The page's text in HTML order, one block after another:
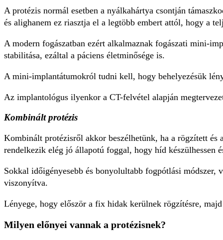
A protézis normál esetben a nyálkahártya csontján
és alighanem ez riasztja el a legtöbb embert attól, hogy a
A modern fogászatban ezért alkalmaznak fogászati mini-
stabilitása, ezáltal a páciens életminősége is.
A mini-implantátumokról tudni kell, hogy behelyezésük
Az implantológus ilyenkor a CT-felvétel alapján
Kombinált protézis
Kombinált protézisről akkor beszélhetünk, ha a rögzített és
rendelkezik elég jó állapotú foggal, hogy híd készülhessen
Sokkal időigényesebb és bonyolultabb fogpótlási módszer,
viszonyítva.
Lényege, hogy először a fix hidak kerülnek rögzítésre,
Milyen előnyei vannak a protézisnek?